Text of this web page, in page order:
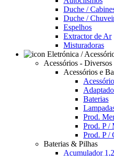
Duche /
Duche /
Espelhos
Extractor de Ar
Misturadoras
Acessórios - Diversos
Acessórios e
Baterias
Prod.
Prod. P /
Prod. P /
Baterias & Pilhas
Acumulador